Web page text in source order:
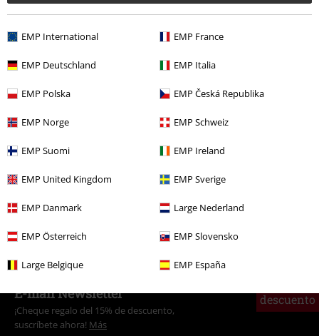
EMP International EMP France
EMP Deutschland EMP Italia
EMP Polska EMP Česká Republika
EMP Norge EMP Schweiz
EMP Suomi EMP Ireland
EMP United Kingdom EMP Sverige
EMP Danmark Large Nederland
EMP Österreich EMP Slovensko
Large Belgique EMP España
descuento
E-mail Newsletter
¡Cheque regalo del 15% de descuento,
suscríbete ahora! Más